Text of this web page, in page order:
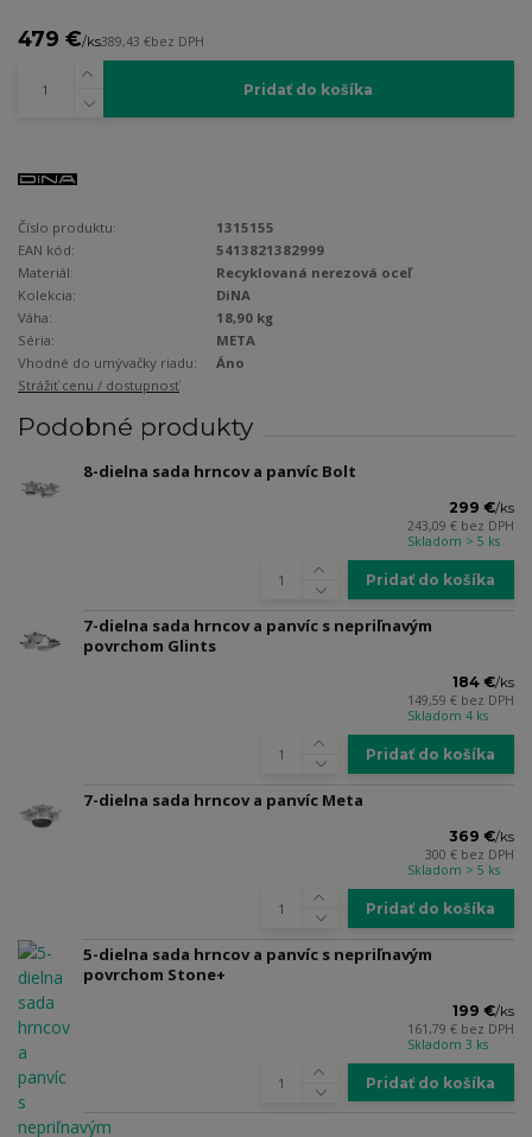
479 €/ks389,43 €bez DPH
Pridať do košíka
Číslo produktu:
1315155
EAN kód:
5413821382999
Materiál:
Recyklovaná nerezová oceľ
Kolekcia:
DiNA
Váha:
18,90 kg
Séria:
META
Vhodné do umývačky riadu:
Áno
Strážiť cenu / dostupnosť
Podobné produkty
8-dielna sada hrncov a panvíc Bolt
299 €/ks
243,09 € bez DPH
Skladom > 5 ks
Pridať do košíka
7-dielna sada hrncov a panvíc s nepriľnavým
povrchom Glints
184 €/ks
149,59 € bez DPH
Skladom 4 ks
Pridať do košíka
7-dielna sada hrncov a panvíc Meta
369 €/ks
300 € bez DPH
Skladom > 5 ks
Pridať do košíka
5-dielna sada hrncov a panvíc s nepriľnavým
povrchom Stone+
199 €/ks
161,79 € bez DPH
Skladom 3 ks
Pridať do košíka